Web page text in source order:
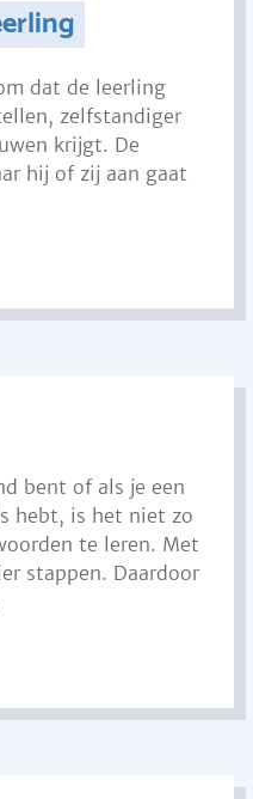
dat de leerling
zelfstandiger
krijgt. De
hij of zij aan gaat
bent of als je een
hebt, is het niet zo
te leren. Met
stappen. Daardoor